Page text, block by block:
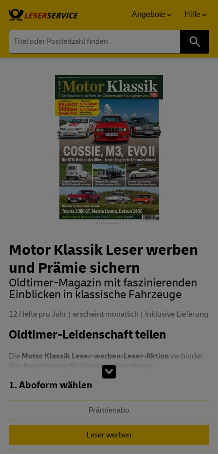
Angebote Hilfe
Motor Klassik Leser werben
und Prämie sichern
Oldtimer-Magazin mit faszinierenden
Einblicken in klassische Fahrzeuge
12 Hefte pro Jahr erscheint monatlich Inklusive Lieferung
Oldtimer-Leidenschaft teilen
Die Motor Klassik Leser-werben-Leser-Aktion verbindet
Ihre Begeisterung für klassische Fahrzeuge...
Abo zusammenstellen
1. Aboform wählen
Prämienabo
Leser werben